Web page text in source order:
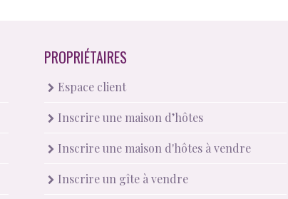
PROPRIÉTAIRES
Espace client
Inscrire une maison d’hôtes
Inscrire une maison d'hôtes à vendre
Inscrire un gîte à vendre